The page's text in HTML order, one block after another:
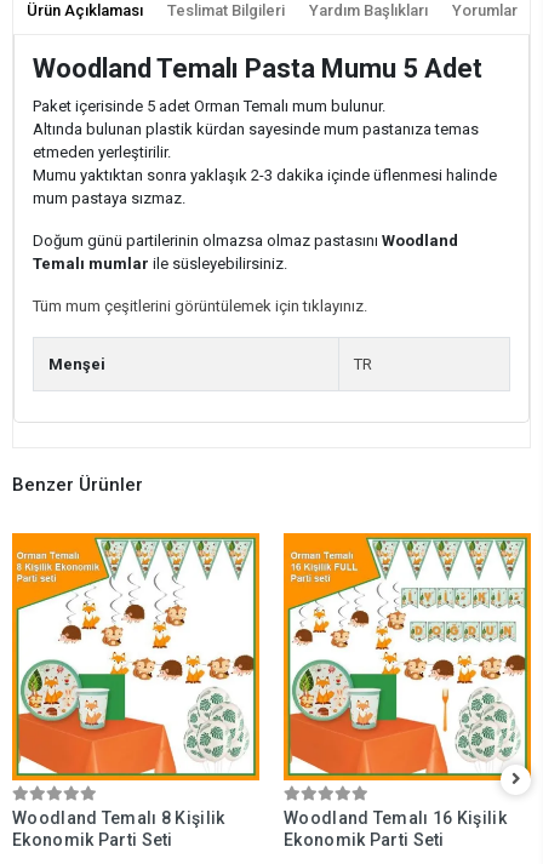
Ürün Açıklaması Teslimat Bilgileri Yardım Başlıkları Yorumlar
Woodland Temalı Pasta Mumu 5 Adet
Paket içerisinde 5 adet Orman Temalı mum bulunur.
Altında bulunan plastik kürdan sayesinde mum pastanıza temas
etmeden yerleştirilir.
Mumu yaktıktan sonra yaklaşık 2-3 dakika içinde üflenmesi halinde
mum pastaya sızmaz.
Doğum günü partilerinin olmazsa olmaz pastasını Woodland
Temalı mumlar ile süsleyebilirsiniz.
Tüm mum çeşitlerini görüntülemek için tıklayınız.
Menşei TR
Benzer Ürünler
Woodland Temalı 8 Kişilik
Ekonomik Parti Seti
Woodland Temalı 16 Kişilik
Ekonomik Parti Seti